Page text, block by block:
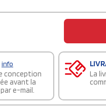
info
conception
avant la
e-mail.
La